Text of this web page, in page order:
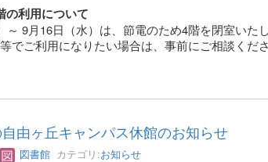
の利用について
9月16日（水）は、節電のため4階を閉室いたし
でご利用になりたい場合は、事前にご相談くださ
由ヶ丘キャンパス休館のお知らせ
図書館カテゴリ:お知らせ